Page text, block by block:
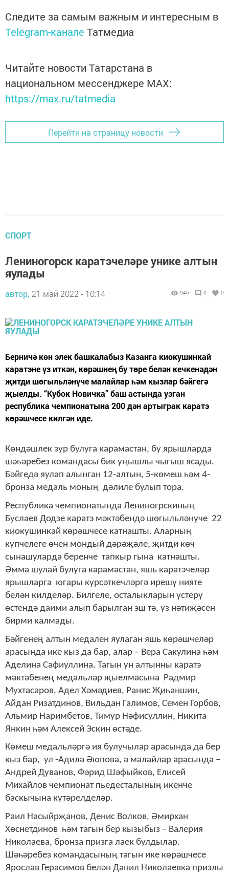
Следите за самым важным и интересным в
Telegram-канале Татмедиа
Читайте новости Татарстана в
национальном мессенджере MАХ:
https://max.ru/tatmedia
Перейти на страницу новости
СПОРТ
Лениногорск каратэчеләре унике алтын
яулады
автор, 21 май 2022 - 10:14 946 0 0
Берничә көн элек башкалабыз Казанга киокушинкай
каратэне үз иткән, көрәшнең бу төре белән кечкенәдән
җитди шөгыльләнүче малайлар һәм кызлар бәйгегә
җыелды. “Кубок Новичка” баш астында узган
республика чемпионатына 200 дән артыграк каратэ
көрәшчесе килгән иде.
Көндәшлек зур булуга карамастан, бу ярышларда
шәһәребез командасы бик уңышлы чыгыш ясады.
Бәйгедә яулап алынган 12-алтын, 5-көмеш һәм 4-
бронза медаль моның дәлиле булып тора.
Республика чемпионатында Лениногрскиның
Буслаев Додзе каратэ мәктәбендә шөгыльләнүче 22
киокушинкай көрәшчесе катнашты. Аларның
күпчелеге өчен мондый дәрәҗәле, җитди көч
сынашуларда беренче тапкыр гына катнашты.
Әмма шулай булуга карамастан, яшь каратэчеләр
ярышларга югары күрсәткечләргә ирешү нияте
белән килделәр. Билгеле, осталыкларын үстерү
өстендә даими алып барылган эш тә, үз нәтиҗәсен
бирми калмады.
Бәйгенең алтын медален яулаган яшь көрәшчеләр
арасында ике кыз да бар, алар – Вера Сакулина һәм
Аделина Сафиуллина. Тагын ун алтынны каратэ
мәктәбенең медальләр җыелмасына Радмир
Мухтасаров, Адел Хәмәдиев, Ранис Җиһаншин,
Айдан Ризатдинов, Вильдан Галимов, Семен Горбов,
Альмир Наримбетов, Тимур Нәфисуллин, Никита
Янкин һәм Алексей Эскин өстәде.
Көмеш медальләргә ия булучылар арасында да бер
кыз бар, ул -Адилә Әюпова, ә малайлар арасында –
Андрей Дуванов, Фәрид Шәфыйков, Елисей
Михайлов чемпионат пьедесталының икенче
баскычына күтәрелделәр.
Раил Насыйрҗанов, Денис Волков, Әмирхан
Хөснетдинов һәм тагын бер кызыбыз – Валерия
Николаева, бронза призга лаек булдылар.
Шәһәребез командасының тагын ике көрәшчесе
Ярослав Герасимов белән Данил Николаевка призлы